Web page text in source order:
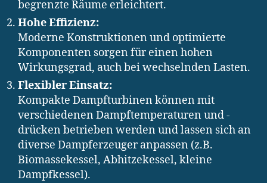
begrenzte Räume erleichtert.
Hohe Effizienz:
Moderne Konstruktionen und optimierte
Komponenten sorgen für einen hohen
Wirkungsgrad, auch bei wechselnden Lasten.
Flexibler Einsatz:
Kompakte Dampfturbinen können mit
verschiedenen Dampftemperaturen und -
drücken betrieben werden und lassen sich an
diverse Dampferzeuger anpassen (z.B.
Biomassekessel, Abhitzekessel, kleine
Dampfkessel).